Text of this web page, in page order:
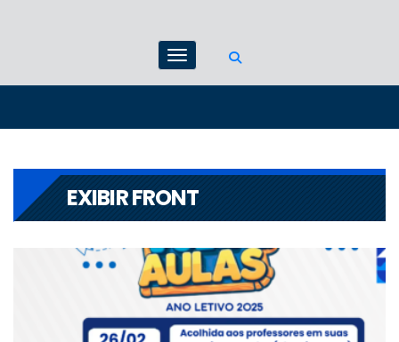
EXIBIR FRONT